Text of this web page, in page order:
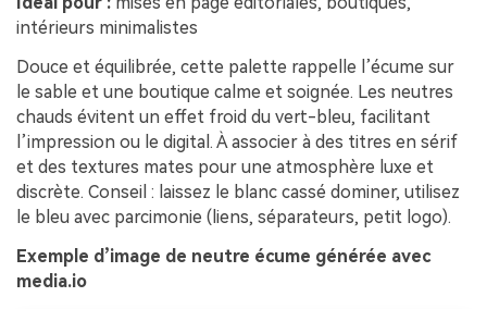
intérieurs minimalistes
Douce et équilibrée, cette palette rappelle l’écume sur
le sable et une boutique calme et soignée. Les neutres
chauds évitent un effet froid du vert-bleu, facilitant
l’impression ou le digital. À associer à des titres en sérif
et des textures mates pour une atmosphère luxe et
discrète. Conseil : laissez le blanc cassé dominer, utilisez
le bleu avec parcimonie (liens, séparateurs, petit logo).
Exemple d’image de neutre écume générée avec
media.io